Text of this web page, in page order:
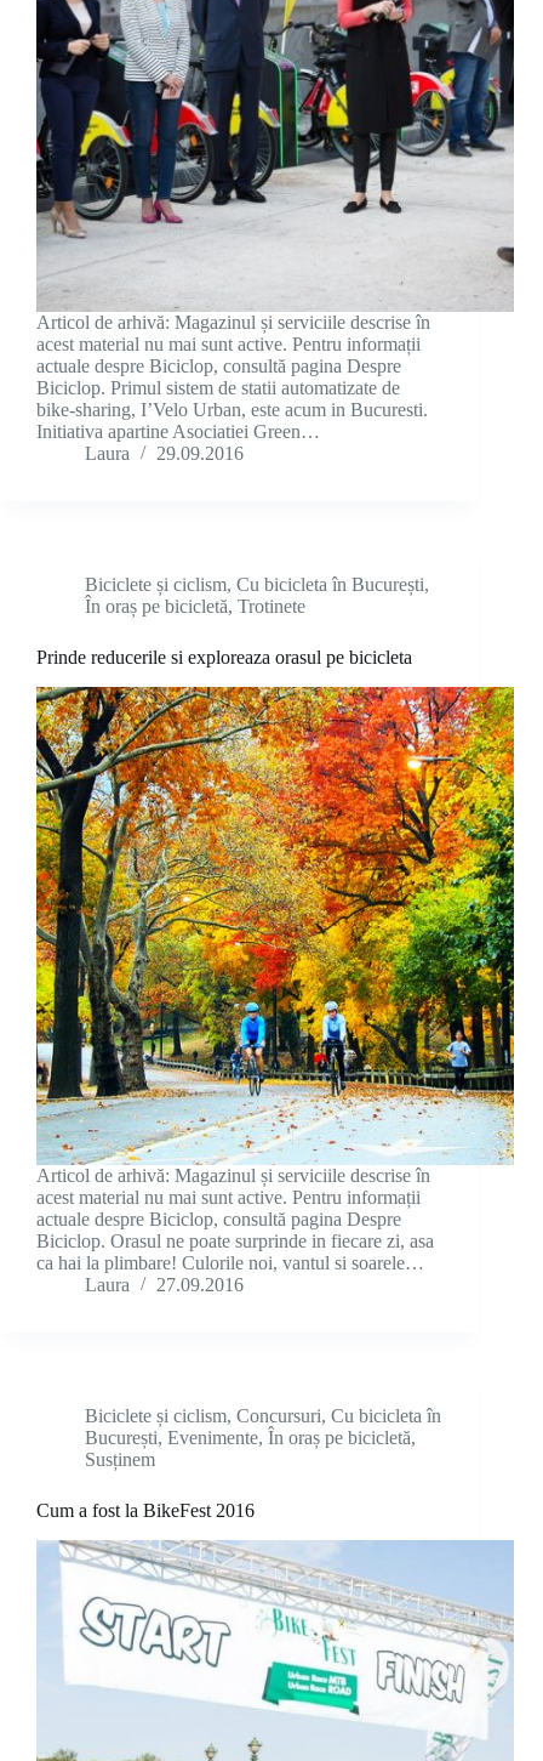
Articol de arhivă: Magazinul și serviciile descrise în
acest material nu mai sunt active. Pentru informații
actuale despre Biciclop, consultă pagina Despre
Biciclop. Primul sistem de statii automatizate de
bike-sharing, I’Velo Urban, este acum in Bucuresti.
Initiativa apartine Asociatiei Green…
Laura
29.09.2016
Biciclete și ciclism, Cu bicicleta în București,
În oraș pe bicicletă, Trotinete
Prinde reducerile si exploreaza orasul pe bicicleta
Articol de arhivă: Magazinul și serviciile descrise în
acest material nu mai sunt active. Pentru informații
actuale despre Biciclop, consultă pagina Despre
Biciclop. Orasul ne poate surprinde in fiecare zi, asa
ca hai la plimbare! Culorile noi, vantul si soarele…
Laura
27.09.2016
Biciclete și ciclism, Concursuri, Cu bicicleta în
București, Evenimente, În oraș pe bicicletă,
Susținem
Cum a fost la BikeFest 2016